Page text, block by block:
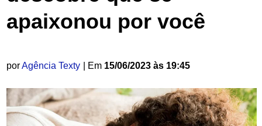
apaixonou por você
porAgência Texty | Em 15/06/2023 às 19:45